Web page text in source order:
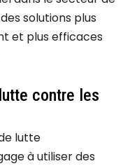
solutions plus
et plus efficaces
contre les
lutte
à utiliser des